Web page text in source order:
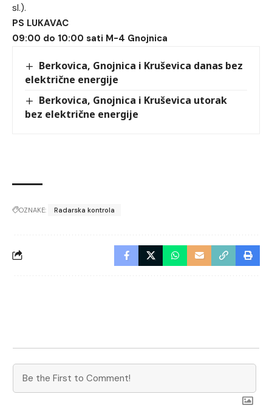
sl.).
PS LUKAVAC
09:00 do 10:00 sati M-4 Gnojnica
Berkovica, Gnojnica i Kruševica danas bez
električne energije
Berkovica, Gnojnica i Kruševica utorak
bez električne energije
OZNAKE: Radarska kontrola